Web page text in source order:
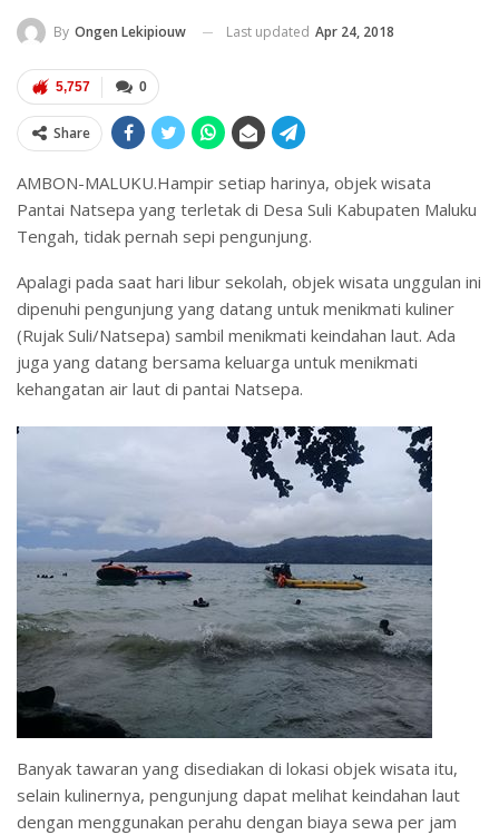
By Ongen Lekipiouw Last updated Apr 24, 2018
0
5,757
Share
AMBON-MALUKU.Hampir setiap harinya, objek wisata
Pantai Natsepa yang terletak di Desa Suli Kabupaten Maluku
Tengah, tidak pernah sepi pengunjung.
Apalagi pada saat hari libur sekolah, objek wisata unggulan ini
dipenuhi pengunjung yang datang untuk menikmati kuliner
(Rujak Suli/Natsepa) sambil menikmati keindahan laut. Ada
juga yang datang bersama keluarga untuk menikmati
kehangatan air laut di pantai Natsepa.
Banyak tawaran yang disediakan di lokasi objek wisata itu,
selain kulinernya, pengunjung dapat melihat keindahan laut
dengan menggunakan perahu dengan biaya sewa per jam